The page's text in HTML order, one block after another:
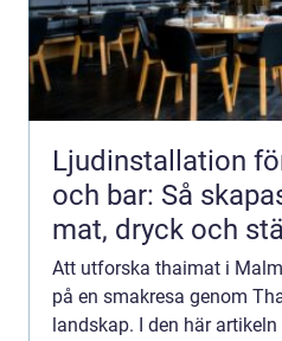
Ljudinstallation
och bar: Så
mat, dryck och
Att utforska thaimat i
på en smakresa genom
landskap. I den här